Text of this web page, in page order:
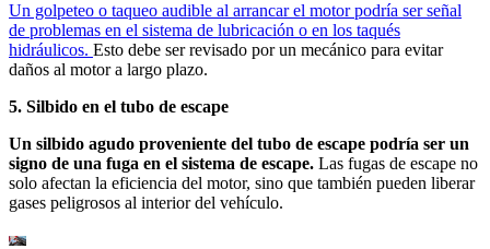
Un golpeteo o taqueo audible al arrancar el motor podría ser señal
de problemas en el sistema de lubricación o en los taqués
hidráulicos. Esto debe ser revisado por un mecánico para evitar
daños al motor a largo plazo.
5. Silbido en el tubo de escape
Un silbido agudo proveniente del tubo de escape podría ser un
signo de una fuga en el sistema de escape. Las fugas de escape no
solo afectan la eficiencia del motor, sino que también pueden liberar
gases peligrosos al interior del vehículo.